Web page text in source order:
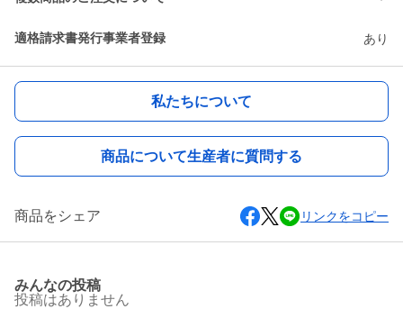
適格請求書発行事業者登録 あり
私たちについて
商品について生産者に質問する
商品をシェア リンクをコピー
みんなの投稿
投稿はありません